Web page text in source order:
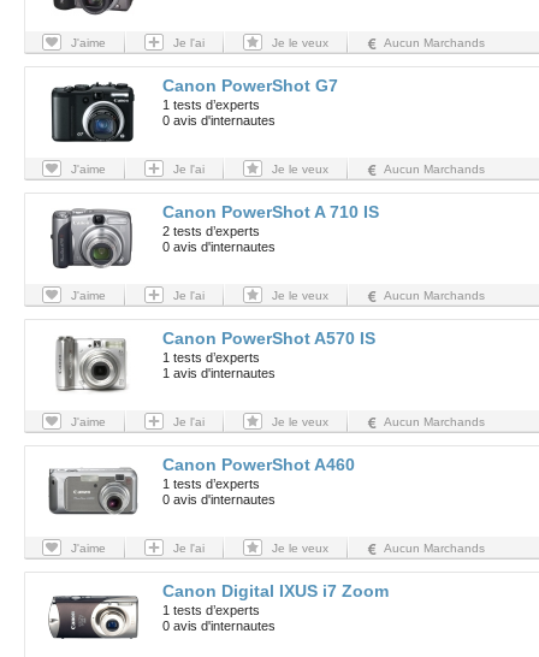
J'aime Je l'ai Je le veux Aucun Marchands
Canon PowerShot G7
1 tests d’experts
0 avis d'internautes
J'aime Je l'ai Je le veux Aucun Marchands
Canon PowerShot A 710 IS
2 tests d’experts
0 avis d'internautes
J'aime Je l'ai Je le veux Aucun Marchands
Canon PowerShot A570 IS
1 tests d’experts
1 avis d'internautes
J'aime Je l'ai Je le veux Aucun Marchands
Canon PowerShot A460
1 tests d’experts
0 avis d'internautes
J'aime Je l'ai Je le veux Aucun Marchands
Canon Digital IXUS i7 Zoom
1 tests d’experts
0 avis d'internautes